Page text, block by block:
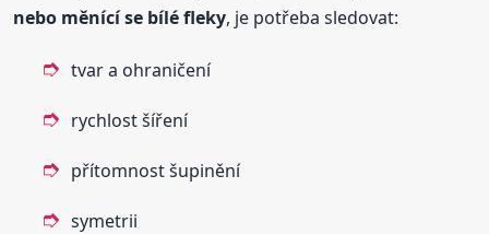
nebo měnící se bílé fleky, je potřeba sledovat:
tvar a ohraničení
rychlost šíření
přítomnost šupinění
symetrii